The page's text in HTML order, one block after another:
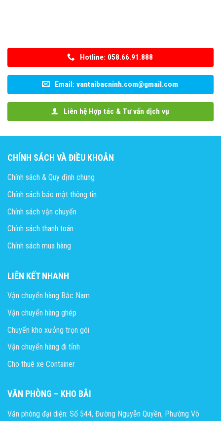
Hotline: 058.66.91.888
Email: vantaibacninh.com@gmail.com
Liên hệ Hợp tác & Tư vấn dịch vụ
CHÍNH SÁCH VÀ ĐIỀU KHOẢN
Chính sách & Quy định chung
Chính sách bảo mật thông tin
Chính sách vận chuyển
Chính sách thanh toán
Chính sách mua hàng
LIÊN KẾT NHANH
Vận chuyển hàng Bắc Nam
Vận chuyển hàng ghép
Chuyển kho xưởng trọn gói
Vận chuyển hàng đi tỉnh
Cho thuê xe Container
VĂN PHÒNG – KHO BÃI
Văn phòng đại diện: Số 544, Đường Nguyễn Quyền, Phường Võ